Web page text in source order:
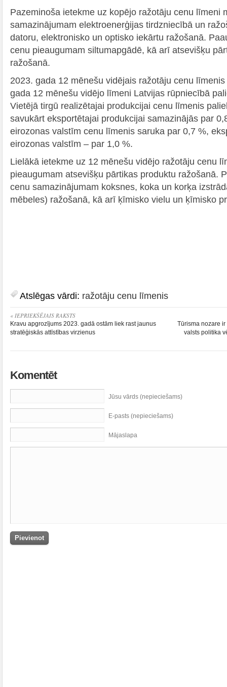
Pazeminoša ietekme uz kopējo ražotāju cenu līmeni
samazinājumam elektroenerģijas tirdzniecībā un
datoru, elektronisko un optisko iekārtu ražošanā.
cenu pieaugumam siltumapgādē, kā arī atsevišķu
ražošanā.
2023. gada 12 mēnešu vidējais ražotāju cenu
gada 12 mēnešu vidējo līmeni Latvijas rūpniecībā
Vietējā tirgū realizētajai produkcijai cenu līmenis
savukārt eksportētajai produkcijai samazinājās par
eirozonas valstīm cenu līmenis saruka par 0,7 %,
eirozonas valstīm – par 1,0 %.
Lielākā ietekme uz 12 mēnešu vidējo ražotāju cenu
pieaugumam atsevišķu pārtikas produktu ražošanā.
cenu samazinājumam koksnes, koka un korķa
mēbeles) ražošanā, kā arī ķīmisko vielu un ķīmisko
Atslēgas vārdi: ražotāju cenu līmenis
« IEPRIEKŠĒJAIS RAKSTS
Kravu apgrozījums 2023. gadā ostām liek rast jaunus
stratēģiskās attīstības virzienus
Tūrisma nozare
valsts politika
Komentēt
Jūsu vārds (nepieciešams)
E-pasts (nepieciešams)
Mājaslapa